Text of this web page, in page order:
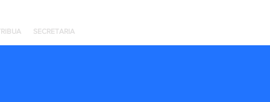
SECRETARIA